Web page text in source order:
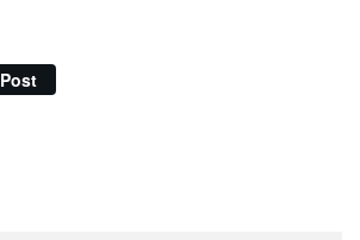
Post